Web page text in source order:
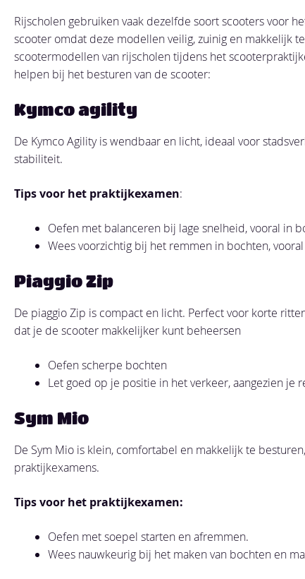
Rijscholen gebruiken vaak dezelfde soort scooters voor
scooter omdat deze modellen veilig, zuinig en makkelijk
scootermodellen van rijscholen tijdens het
helpen bij het besturen van de scooter:
Kymco agility
De Kymco Agility is wendbaar en licht, ideaal voor
stabiliteit.
Tips voor het praktijkexamen:
Oefen met balanceren bij lage snelheid, vooral in
Wees voorzichtig bij het remmen in bochten,
Piaggio Zip
De piaggio Zip is compact en licht. Perfect voor korte
dat je de scooter makkelijker kunt beheersen
Oefen scherpe bochten
Let goed op je positie in het verkeer, aangezien je
Sym Mio
De Sym Mio is klein, comfortabel en makkelijk te
praktijkexamens.
Tips voor het praktijkexamen:
Oefen met soepel starten en afremmen.
Wees nauwkeurig bij het maken van bochten en